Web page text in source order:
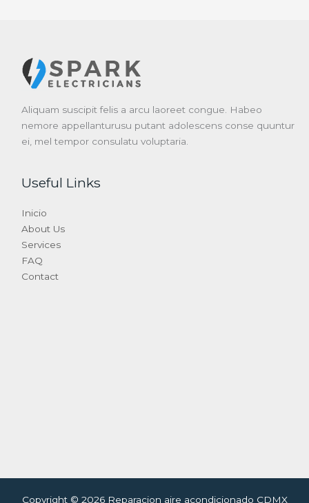
Aliquam suscipit felis a arcu laoreet congue. Habeo
nemore appellanturusu putant adolescens conse quuntur
ei, mel tempor consulatu voluptaria.
Useful Links
Inicio
About Us
Services
FAQ
Contact
Copyright © 2026 Reparacion aire acondicionado CDMX